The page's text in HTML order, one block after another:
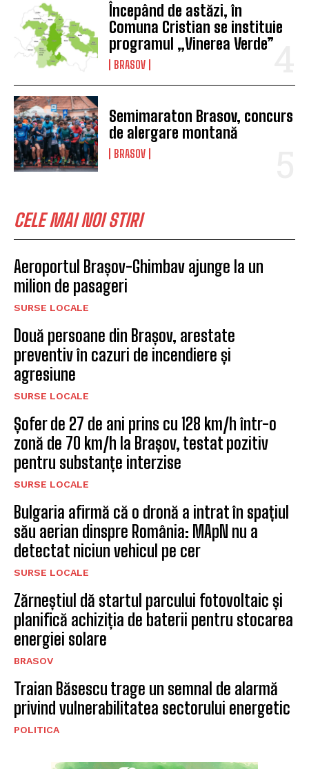
Începând de astăzi, în
Comuna Cristian se instituie
programul „Vinerea Verde”
BRASOV
Semimaraton Brasov, concurs
de alergare montană
BRASOV
CELE MAI NOI STIRI
Aeroportul Brașov-Ghimbav ajunge la un
milion de pasageri
SURSE LOCALE
Două persoane din Brașov, arestate
preventiv în cazuri de incendiere și
agresiune
SURSE LOCALE
Șofer de 27 de ani prins cu 128 km/h într-o
zonă de 70 km/h la Brașov, testat pozitiv
pentru substanțe interzise
SURSE LOCALE
Bulgaria afirmă că o dronă a intrat în spațiul
său aerian dinspre România: MApN nu a
detectat niciun vehicul pe cer
SURSE LOCALE
Zărneștiul dă startul parcului fotovoltaic și
planifică achiziția de baterii pentru stocarea
energiei solare
BRASOV
Traian Băsescu trage un semnal de alarmă
privind vulnerabilitatea sectorului energetic
POLITICA